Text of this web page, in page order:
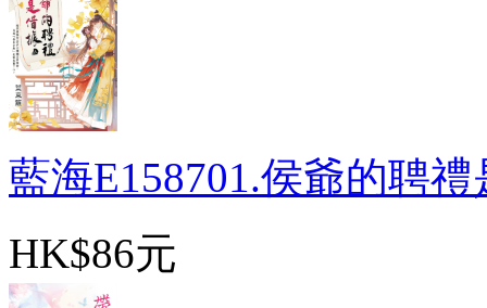
藍海E158701.侯爺的聘禮
HK$86元